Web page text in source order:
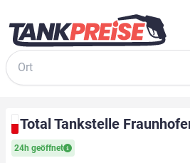
Suche
Total Tankstelle
24h geöffnet